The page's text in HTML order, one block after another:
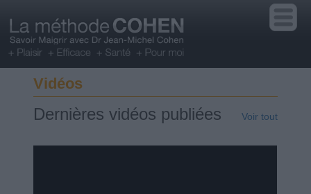
Vidéos
Dernières vidéos publiées Voir tout